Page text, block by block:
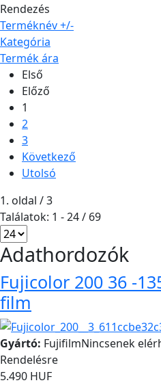
Rendezés
Terméknév +/-
Kategória
Termék ára
Első
Előző
1
2
3
Következő
Utolsó
1. oldal / 3
Találatok: 1 - 24 / 69
Adathordozók
Fujicolor 200 36 -
film
Gyártó: FujifilmNincsenek
Rendelésre
5.490 HUF